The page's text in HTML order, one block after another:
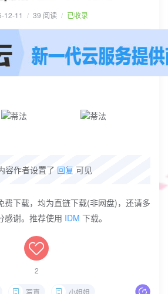
12-11 / 39 阅读 / 已收录
容作者设置了 回复 可见
费下载，均为直链下载(非网盘)，还请多
感谢。推荐使用 IDM 下载。
2
写真 小姐姐